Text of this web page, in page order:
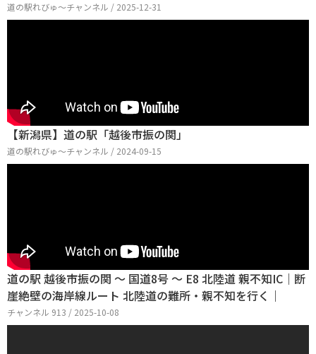
道の駅れびゅ〜チャンネル / 2025-12-31
【新潟県】道の駅「越後市振の関」
道の駅れびゅ〜チャンネル / 2024-09-15
道の駅 越後市振の関 ～ 国道8号 ～ E8 北陸道 親不知IC｜断
崖絶壁の海岸線ルート 北陸道の難所・親不知を行く｜
チャンネル 913 / 2025-10-08